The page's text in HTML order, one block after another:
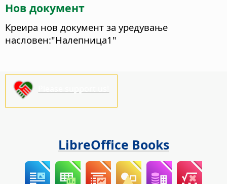
Нов документ
Креира нов документ за уредување
насловен:"Налепница1"
LibreOffice Books